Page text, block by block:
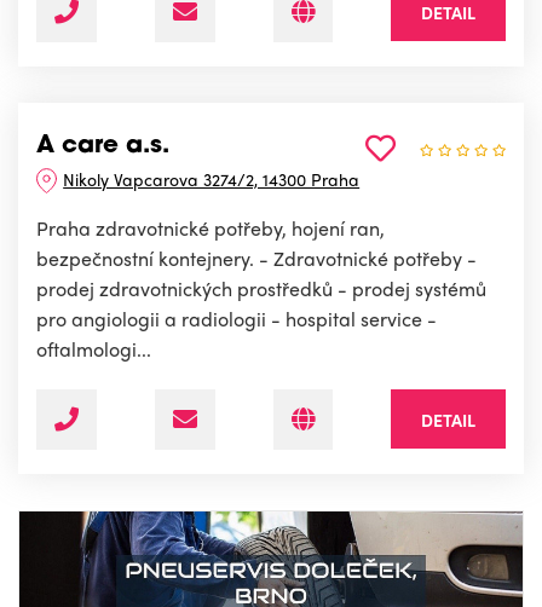
DETAIL
A care a.s.
Nikoly Vapcarova 3274/2, 14300 Praha
Praha zdravotnické potřeby, hojení ran,
bezpečnostní kontejnery. - Zdravotnické potřeby -
prodej zdravotnických prostředků - prodej systémů
pro angiologii a radiologii - hospital service -
oftalmologi...
DETAIL